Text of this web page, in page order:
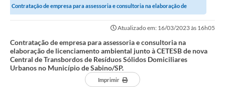
Contratação de empresa para assessoria e consultoria na elaboração de
Atualizado em: 16/03/2023 às 16h05
Contratação de empresa para assessoria e consultoria na
elaboração de licenciamento ambiental junto à CETESB de nova
Central de Transbordos de Resíduos Sólidos Domiciliares
Urbanos no Município de Sabino/SP.
Imprimir